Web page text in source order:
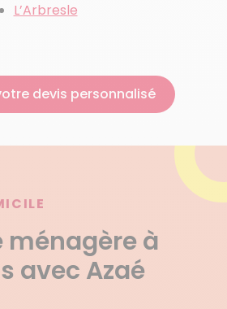
L’Arbresle
devis personnalisé
ménagère à
avec Azaé